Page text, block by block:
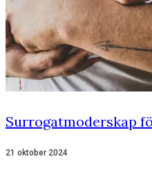
Surrogatmoderskap
21 oktober 2024